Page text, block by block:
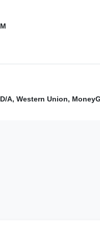
D/A, Western Union,